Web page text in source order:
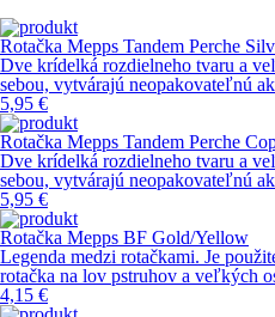
Rotačka Mepps Tandem Perche
Dve krídelká rozdielneho tvaru a
sebou, vytvárajú neopakovateľnú
5,95 €
Rotačka Mepps Tandem Perche
Dve krídelká rozdielneho tvaru a
sebou, vytvárajú neopakovateľnú
5,95 €
Rotačka Mepps BF Gold/Yellow
Legenda medzi rotačkami. Je
rotačka na lov pstruhov a veľkých
4,15 €